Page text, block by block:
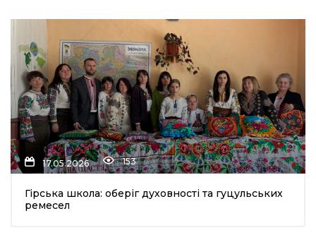
холєра, шо вповідає
Героям!
17.05.2026 153
Гірська школа: оберіг духовності та гуцульських
ремесел